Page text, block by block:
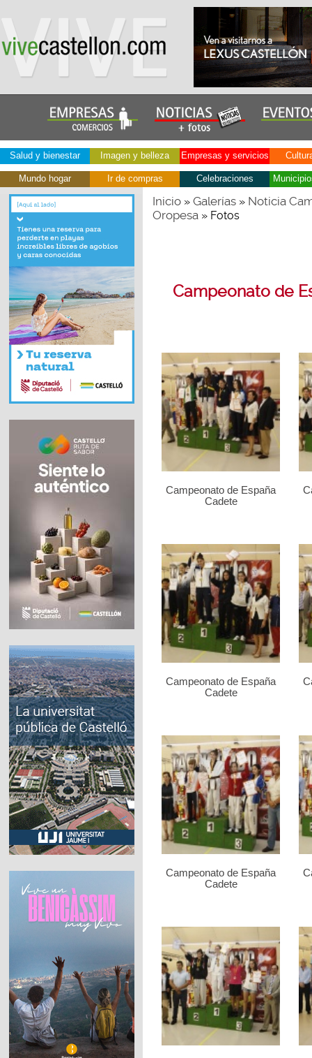
Salud y bienestar Imagen y belleza Empresas y servicios
Mundo hogar Ir de compras Celebraciones
Inicio» Galerías» Noticia
Oropesa» Fotos
Campeonato de
Campeonato de España
Cadete
Campeonato de España
Cadete
Campeonato de España
Cadete